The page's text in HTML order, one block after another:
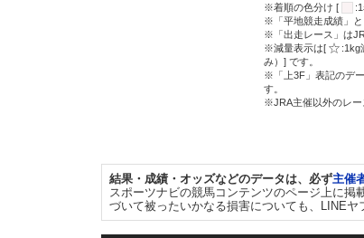
※着順の色分け [
※「平地競走成績」と
※「出走レース」は
※減量表示は[
:1kg
み）] です。
※「上3F」表記のデ
す。
※JRA主催以外のレー
結果・成績・オッズなどのデータは、必ず主催
スポーツナビの競馬コンテンツのページ上に
づいて被ったいかなる損害についても、LINEヤ